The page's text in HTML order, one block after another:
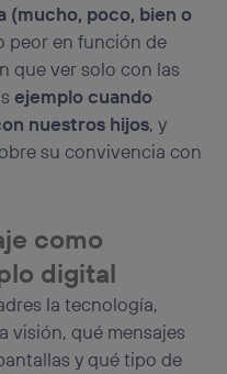
(mucho, poco, bien o
peor en función de
que ver solo con las
ejemplo cuando
nuestros hijos, y
su convivencia con
como
digital
la tecnología,
visión, qué mensajes
y qué tipo de